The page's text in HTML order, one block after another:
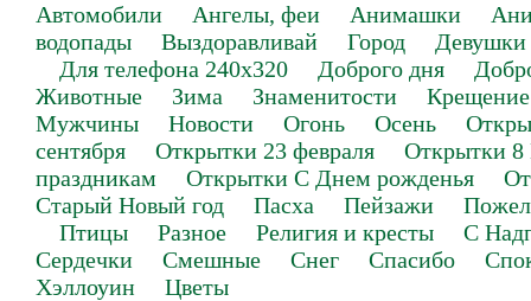
Автомобили Ангелы, феи Анимашки
водопады
Выздоравливай Город
Девушки
Для телефона 240х320
Доброго дня
Животные
Зима Знаменитости
Крещение
Мужчины
Новости Огонь Осень
сентября
Открытки 23 февраля
Открытки 8
праздникам
Открытки С Днем рожденья
Старый Новый год
Пасха Пейзажи
Птицы
Разное Религия и кресты
С
Сердечки
Смешные Снег Спасибо
Хэллоуин
Цветы